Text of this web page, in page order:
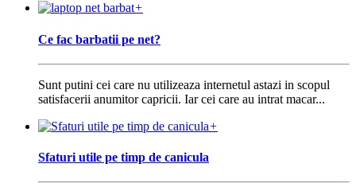
+
Ce fac barbatii pe net?
Sunt putini cei care nu utilizeaza internetul astazi in scopul
satisfacerii anumitor capricii. Iar cei care au intrat macar...
+
Sfaturi utile pe timp de canicula